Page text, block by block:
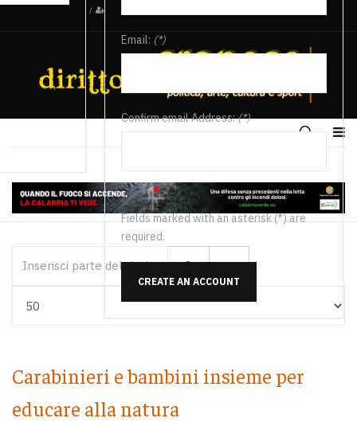
/
Email: (*)
Confirm email Address:(*)
Fields marked with an asterisk (*) are
required.
CREATE AN ACCOUNT
Carabinieri e bambini insieme per
educare alla natura